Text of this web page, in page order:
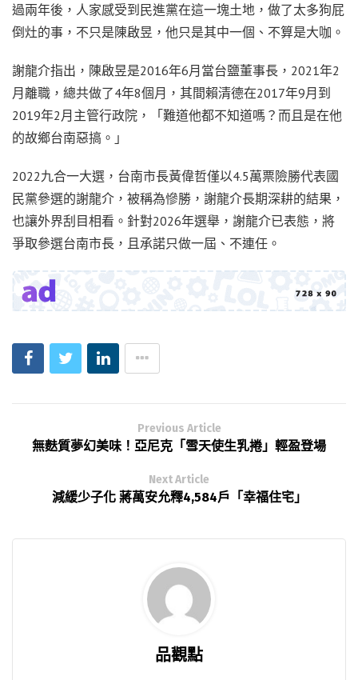
過兩年後，人家感受到民進黨在這一塊土地，做了太多狗屁
倒灶的事，不只是陳啟昱，他只是其中一個、不算是大咖。
謝龍介指出，陳啟昱是2016年6月當台鹽董事長，2021年2
月離職，總共做了4年8個月，其間賴清德在2017年9月到
2019年2月主管行政院，「難道他都不知道嗎？而且是在他
的故鄉台南惡搞。」
2022九合一大選，台南市長黃偉哲僅以4.5萬票險勝代表國
民黨參選的謝龍介，被稱為慘勝，謝龍介長期深耕的結果，
也讓外界刮目相看。針對2026年選舉，謝龍介已表態，將
爭取參選台南市長，且承諾只做一屆、不連任。
Previous Article
無麩質夢幻美味！亞尼克「雪天使生乳捲」輕盈登場
Next Article
減緩少子化 蔣萬安允釋4,584戶「幸福住宅」
品觀點